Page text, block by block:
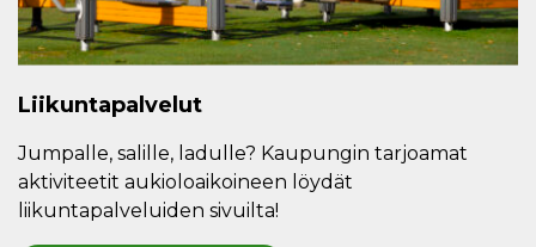
Liikuntapalvelut
Jumpalle, salille, ladulle? Kaupungin tarjoamat
aktiviteetit aukioloaikoineen löydät
liikuntapalveluiden sivuilta!